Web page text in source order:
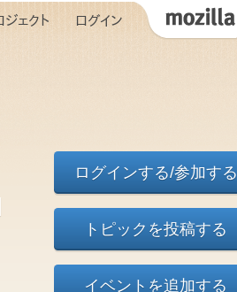
ジェクト ログイン
ログインする/参加する
トピックを投稿する
イベントを追加する